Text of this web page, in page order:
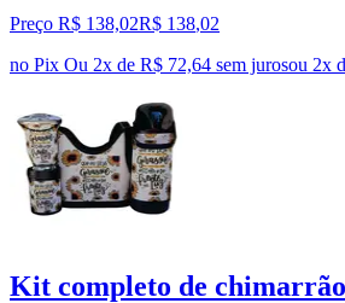
Preço R$ 138,02R$ 138,02
no Pix Ou 2x de R$ 72,64 sem jurosou 2x
Kit completo de